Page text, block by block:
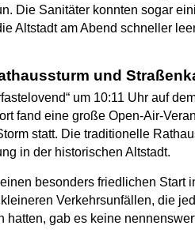
Die Sanitäter konnten sogar
Altstadt am Abend schneller
und
um 10:11 Uhr auf
fand eine große Open-Air-
statt. Die traditionelle
in der historischen Altstadt.
besonders friedlichen Start
Verkehrsunfällen, die
hatten, gab es keine